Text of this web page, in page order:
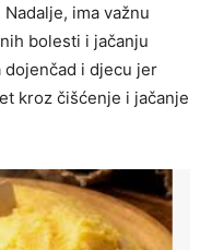
ima važnu
bolesti i jačanju
dojenčad i djecu jer
kroz čišćenje i jačanje